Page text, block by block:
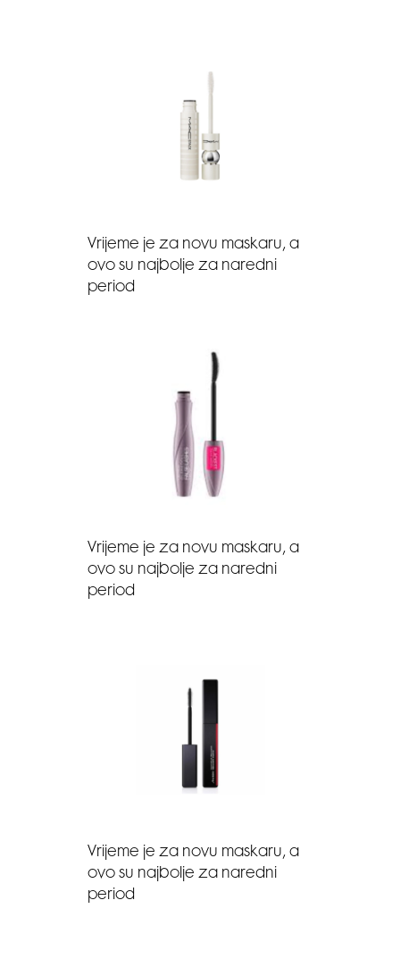
Vrijeme je za novu maskaru, a
ovo su najbolje za naredni
period
Vrijeme je za novu maskaru, a
ovo su najbolje za naredni
period
Vrijeme je za novu maskaru, a
ovo su najbolje za naredni
period